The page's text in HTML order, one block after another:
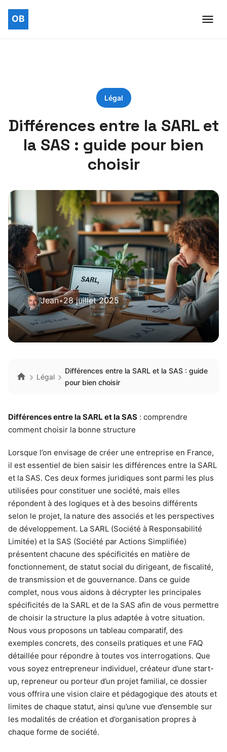
Légal
Différences entre la SARL et
la SAS : guide pour bien
choisir
Jean•28 juillet 2025
Légal
Différences entre la SARL et la SAS : guide
pour bien choisir
Différences entre la SARL et la SAS : comprendre
comment choisir la bonne structure
Lorsque l’on envisage de créer une entreprise en France,
il est essentiel de bien saisir les différences entre la SARL
et la SAS. Ces deux formes juridiques sont parmi les plus
utilisées pour constituer une société, mais elles
répondent à des logiques et à des besoins différents
selon le projet, la nature des associés et les perspectives
de développement. La SARL (Société à Responsabilité
Limitée) et la SAS (Société par Actions Simplifiée)
présentent chacune des spécificités en matière de
fonctionnement, de statut social du dirigeant, de fiscalité,
de transmission et de gouvernance. Dans ce guide
complet, nous vous aidons à décrypter les principales
spécificités de la SARL et de la SAS afin de vous permettre
de choisir la structure la plus adaptée à votre situation.
Nous vous proposons un tableau comparatif, des
exemples concrets, des conseils pratiques et une FAQ
détaillée pour répondre à toutes vos interrogations. Que
vous soyez entrepreneur individuel, créateur d’une start-
up, repreneur ou porteur d’un projet familial, ce dossier
vous offrira une vision claire et pédagogique des atouts et
limites de chaque statut, ainsi qu’une vue d’ensemble sur
les modalités de création et d’organisation propres à
chaque forme de société.